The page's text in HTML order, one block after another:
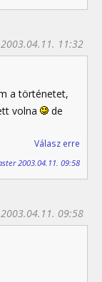
2003.04.11. 11:32
a történetet,
volna
de
Válasz erre
2003.04.11. 09:58
2003.04.11. 09:58